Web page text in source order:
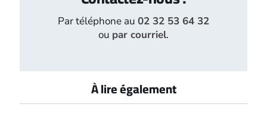
Par téléphone au 02 32 53 64 32
ou par courriel.
À lire également